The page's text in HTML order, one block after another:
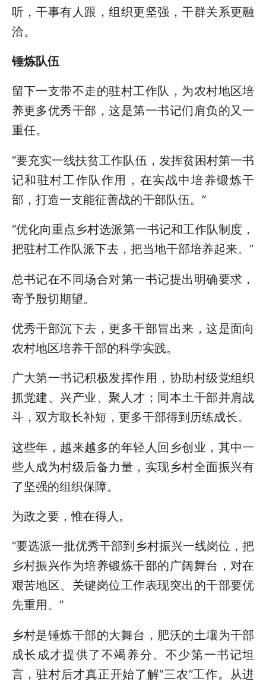
听，干事有人跟，组织更坚强，干群关系更融
洽。
锤炼队伍
留下一支带不走的驻村工作队，为农村地区培
养更多优秀干部，这是第一书记们肩负的又一
重任。
“要充实一线扶贫工作队伍，发挥贫困村第一书
记和驻村工作队作用，在实战中培养锻炼干
部，打造一支能征善战的干部队伍。”
“优化向重点乡村选派第一书记和工作队制度，
把驻村工作队派下去，把当地干部培养起来。”
总书记在不同场合对第一书记提出明确要求，
寄予殷切期望。
优秀干部沉下去，更多干部冒出来，这是面向
农村地区培养干部的科学实践。
广大第一书记积极发挥作用，协助村级党组织
抓党建、兴产业、聚人才；同本土干部并肩战
斗，双方取长补短，更多干部得到历练成长。
这些年，越来越多的年轻人回乡创业，其中一
些人成为村级后备力量，实现乡村全面振兴有
了坚强的组织保障。
为政之要，惟在得人。
“要选派一批优秀干部到乡村振兴一线岗位，把
乡村振兴作为培养锻炼干部的广阔舞台，对在
艰苦地区、关键岗位工作表现突出的干部要优
先重用。”
乡村是锤炼干部的大舞台，肥沃的土壤为干部
成长成才提供了不竭养分。不少第一书记坦
言，驻村后才真正开始了解“三农”工作。从进